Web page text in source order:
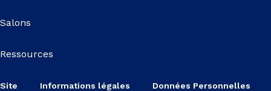
Salons
Ressources
Site Informations légales Données Personnelles